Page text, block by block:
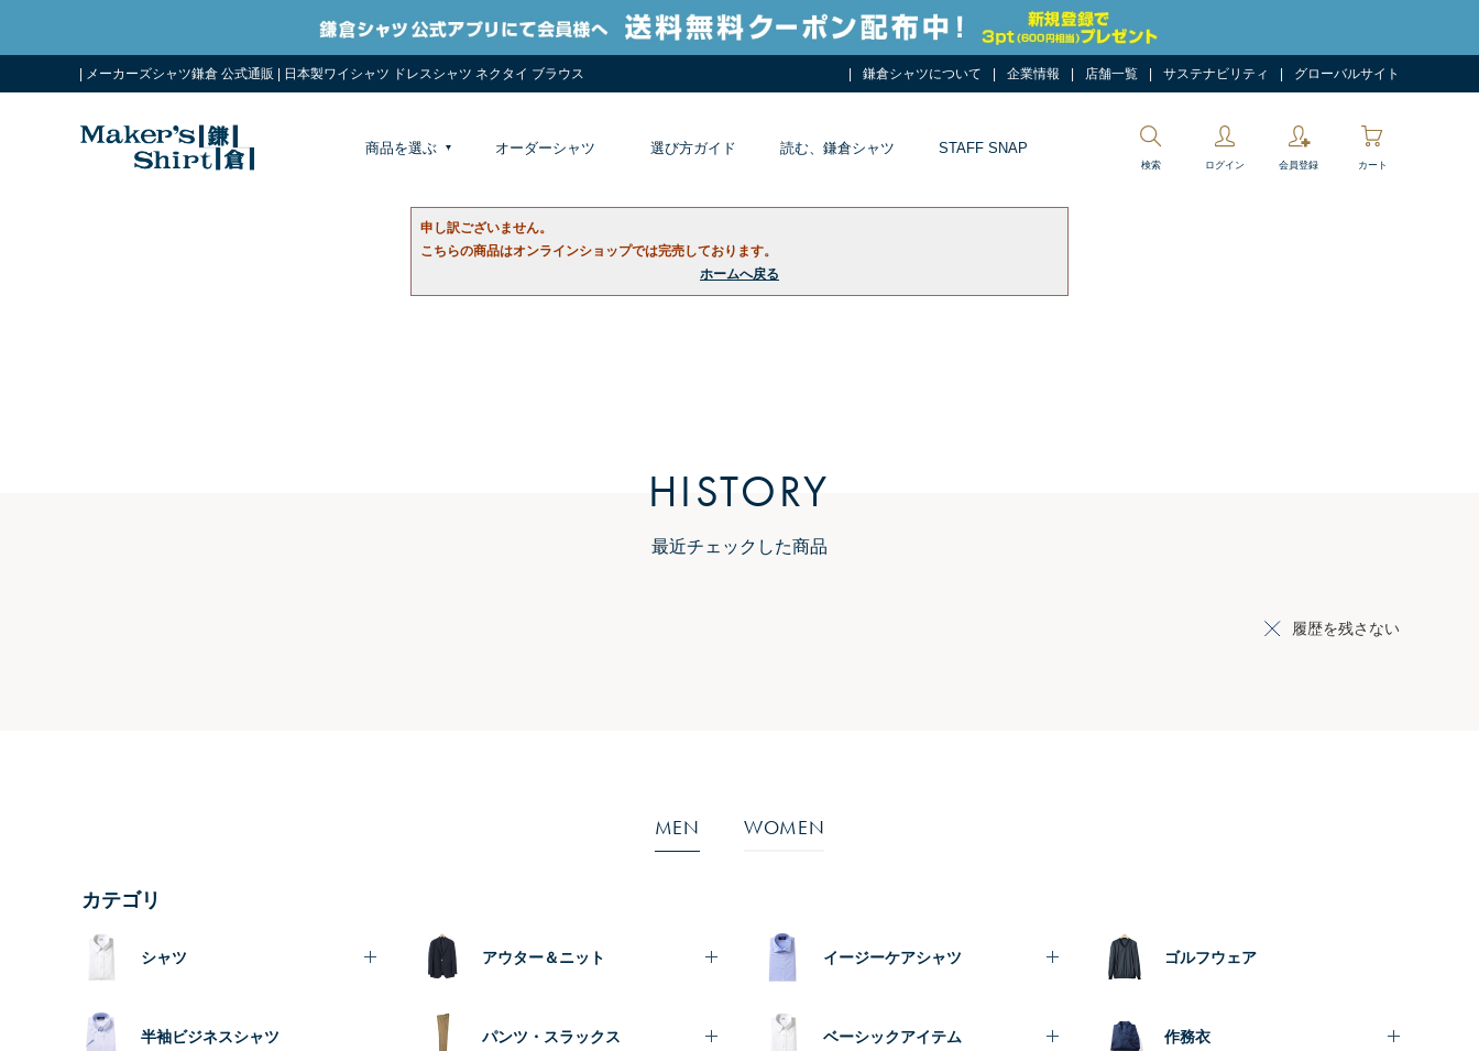
| メーカーズシャツ鎌倉 公式通販 | 日本製ワイシャツ ドレスシャツ ネクタイ ブラウス 鎌倉シャツについて 企業情報 店舗一覧 サステナビリティ グローバルサイト
商品を選ぶ オーダーシャツ 選び方ガイド 読む、鎌倉シャツ STAFF SNAP
検索 ログイン 会員登録 カート
申し訳ございません。
こちらの商品はオンラインショップでは完売しております。
ホームへ戻る
HISTORY
最近チェックした商品
履歴を残さない
MEN WOMEN
カテゴリ
シャツ
半袖ビジネスシャツ
アウター＆ニット
パンツ・スラックス
イージーケアシャツ
ベーシックアイテム
ゴルフウェア
作務衣